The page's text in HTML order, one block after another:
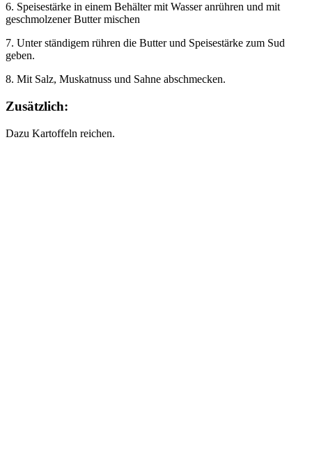
6. Speisestärke in einem Behälter mit Wasser anrühren und mit
geschmolzener Butter mischen
7. Unter ständigem rühren die Butter und Speisestärke zum Sud
geben.
8. Mit Salz, Muskatnuss und Sahne abschmecken.
Zusätzlich:
Dazu Kartoffeln reichen.